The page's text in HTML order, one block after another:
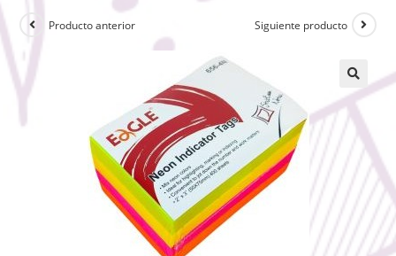
Producto anterior Siguiente producto
🔍